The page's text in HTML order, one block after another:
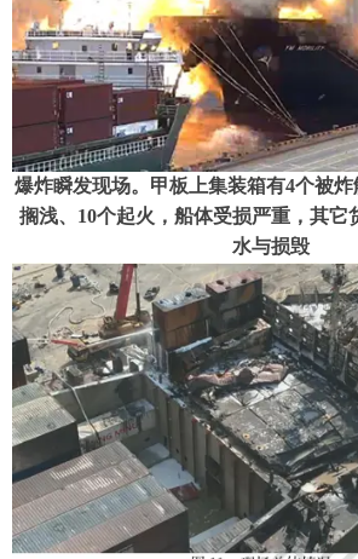
爆炸瞬发现场。甲板上集装箱有4个被炸
搁浅、10个起火，船体受损严重，其它
水与损毁